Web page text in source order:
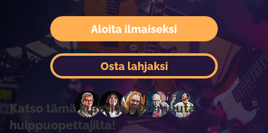
Aloita ilmaiseksi
Katso tämä kurssi ja 600 muuta
huippuopettajilta!
Osta lahjaksi